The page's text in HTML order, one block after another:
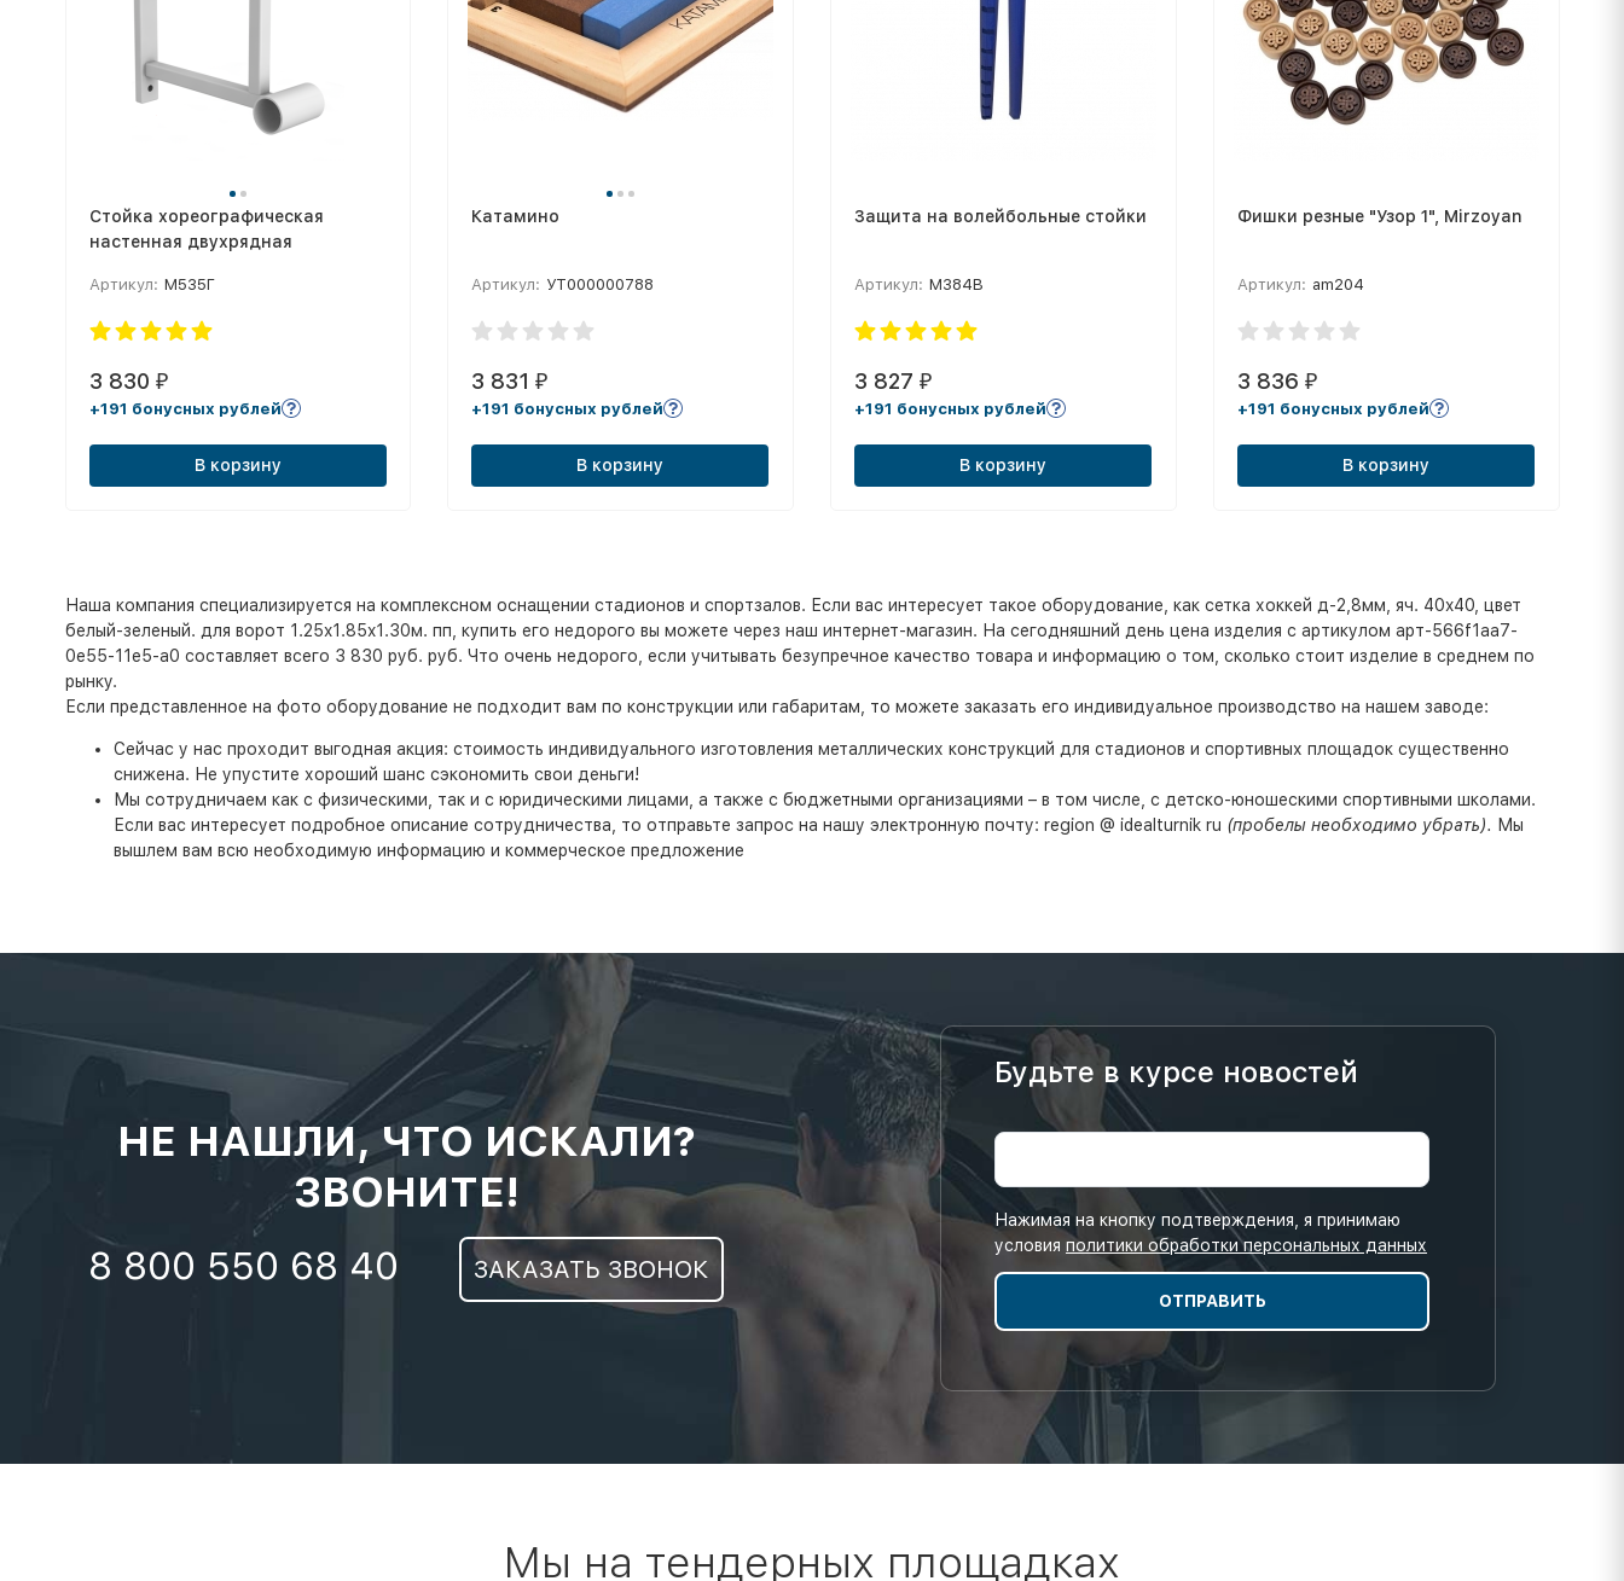
Стойка хореографическая
настенная двухрядная
Артикул: М535Г
3 830 ₽
+191 бонусных рублей
В корзину
Катамино
Артикул: УТ000000788
3 831₽
+191 бонусных рублей
В корзину
Защита на волейбольные стойки
Артикул: М384В
3 827 ₽
+191 бонусных рублей
В корзину
Фишки резные "Узор 1", Mirzoyan
Артикул: am204
3 836 ₽
+191 бонусных рублей
В корзину
Наша компания специализируется на комплексном оснащении стадионов и спортзалов. Если вас интересует такое оборудование, как сетка хоккей д-2,8мм, яч. 40x40, цвет
белый-зеленый. для ворот 1.25x1.85x1.30м. пп, купить его недорого вы можете через наш интернет-магазин. На сегодняшний день цена изделия с артикулом арт-566f1aa7-
0e55-11e5-a0 составляет всего 3 830 руб. руб. Что очень недорого, если учитывать безупречное качество товара и информацию о том, сколько стоит изделие в среднем по
рынку.
Если представленное на фото оборудование не подходит вам по конструкции или габаритам, то можете заказать его индивидуальное производство на нашем заводе:
Сейчас у нас проходит выгодная акция: стоимость индивидуального изготовления металлических конструкций для стадионов и спортивных площадок существенно
снижена. Не упустите хороший шанс сэкономить свои деньги!
Мы сотрудничаем как с физическими, так и с юридическими лицами, а также с бюджетными организациями – в том числе, с детско-юношескими спортивными школами.
Если вас интересует подробное описание сотрудничества, то отправьте запрос на нашу электронную почту: region @ idealturnik ru (пробелы необходимо убрать). Мы
вышлем вам всю необходимую информацию и коммерческое предложение
НЕ НАШЛИ, ЧТО ИСКАЛИ?
ЗВОНИТЕ!
8 800 550 68 40 ЗАКАЗАТЬ ЗВОНОК
Будьте в курсе новостей
Нажимая на кнопку подтверждения, я принимаю
условия политики обработки персональных данных
Мы на тендерных площадках